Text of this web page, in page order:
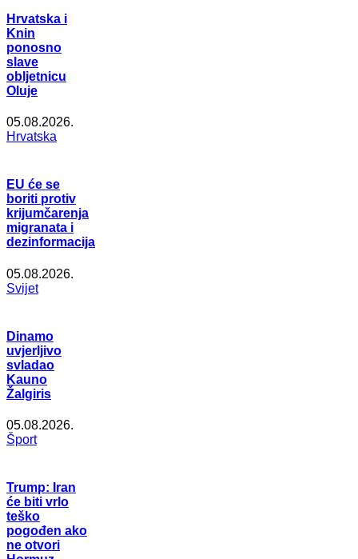
Hrvatska i
Knin
ponosno
slave
obljetnicu
Oluje
05.08.2026.
Hrvatska
EU će se
boriti protiv
krijumčarenja
migranata i
dezinformacija
05.08.2026.
Svijet
Dinamo
uvjerljivo
svladao
Kauno
Žalgiris
05.08.2026.
Šport
Trump: Iran
će biti vrlo
teško
pogođen ako
ne otvori